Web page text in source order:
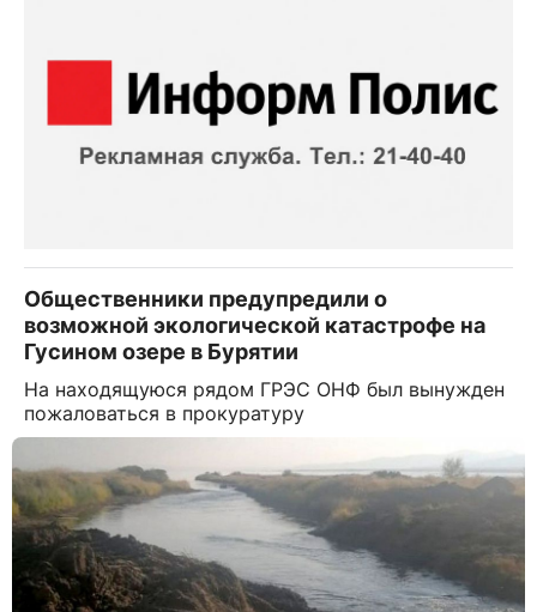
Общественники предупредили о
возможной экологической катастрофе на
Гусином озере в Бурятии
На находящуюся рядом ГРЭС ОНФ был вынужден
пожаловаться в прокуратуру